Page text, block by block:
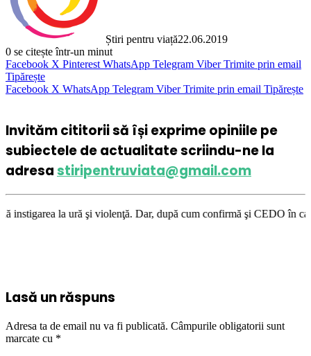
Știri pentru viață22.06.2019
0 se citește într-un minut
Facebook X Pinterest WhatsApp Telegram Viber Trimite prin email
Tipărește
Facebook X WhatsApp Telegram Viber Trimite prin email Tipărește
Invităm cititorii să își exprime opiniile pe
subiectele de actualitate scriindu-ne la
adresastiripentruviata@gmail.com
şi violenţă. Dar, după cum confirmă şi CEDO în cazul
Lasă un răspuns
Adresa ta de email nu va fi publicată. Câmpurile obligatorii sunt
marcate cu *